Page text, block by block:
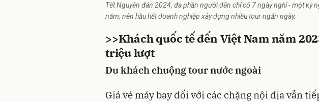
Tết Nguyên đán 2024, đa phần người dân chỉ có 7 ngày nghỉ - một kỳ
năm, nên hầu hết doanh nghiệp xây dựng nhiều tour ngắn ngày.
>>Khách quốc tế đến Việt Nam năm
triệu lượt
Du khách chuộng tour nước ngoài
Giá vé máy bay đối với các chặng nội địa vẫn